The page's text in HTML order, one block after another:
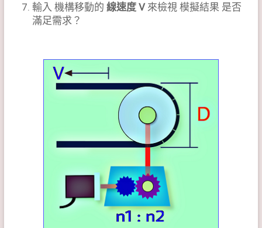
輸入 機構移動的 線速度 V來檢視 模擬結果 是否
滿足需求？